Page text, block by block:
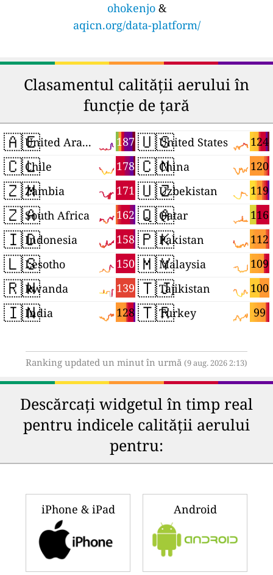
ohokenjo&
aqicn.org/data-platform/
Clasamentul calității aerului în
funcție de țară
🇦🇪 187
United Arab Emirates
🇨🇱 178
Chile
🇿🇲 171
Zambia
🇿🇦 162
South Africa
🇮🇩 158
Indonesia
🇱🇸 150
Lesotho
🇷🇼 139
Rwanda
🇮🇳 128
India
🇺🇸 124
United States
🇨🇳 120
China
🇺🇿 119
Uzbekistan
🇶🇦 116
Qatar
🇵🇰 112
Pakistan
🇲🇾 109
Malaysia
🇹🇯 100
Tajikistan
🇹🇷 99
Turkey
Ranking updated un minut în urmă (9 aug. 2026 2:13)
Descărcați widgetul în timp real
pentru indicele calității aerului
pentru:
iPhone & iPad Android